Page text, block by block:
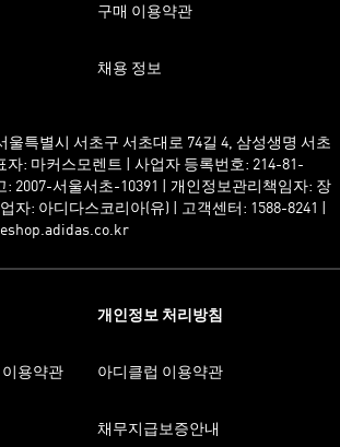
구매 이용약관
채용 정보
울특별시 서초구 서초대로 74길 4, 삼성생명 서초
자: 마커스모렌트 | 사업자 등록번호: 214-81-
: 2007-서울서초-10391 | 개인정보관리책임자: 장
자: 아디다스코리아(유) | 고객센터: 1588-8241 |
개인정보 처리방침
이용약관 아디클럽 이용약관
채무지급보증안내